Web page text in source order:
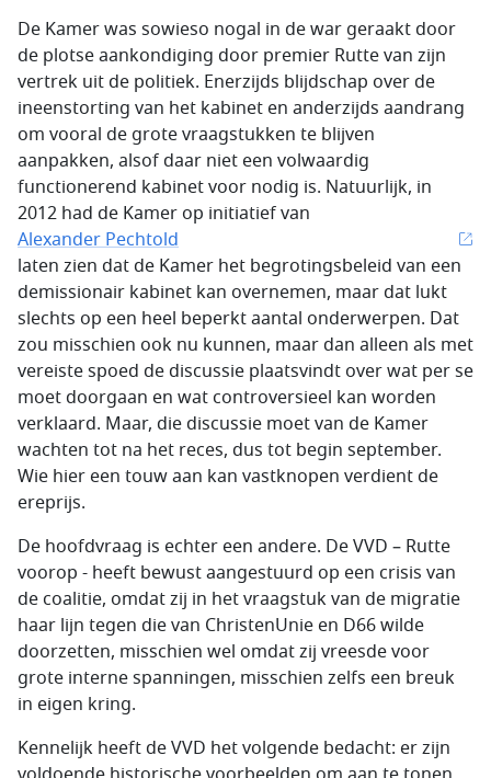
De Kamer was sowieso nogal in de war geraakt door
de plotse aankondiging door premier Rutte van zijn
vertrek uit de politiek. Enerzijds blijdschap over de
ineenstorting van het kabinet en anderzijds aandrang
om vooral de grote vraagstukken te blijven
aanpakken, alsof daar niet een volwaardig
functionerend kabinet voor nodig is. Natuurlijk, in
2012 had de Kamer op initiatief van
Alexander Pechtold
laten zien dat de Kamer het begrotingsbeleid van een
demissionair kabinet kan overnemen, maar dat lukt
slechts op een heel beperkt aantal onderwerpen. Dat
zou misschien ook nu kunnen, maar dan alleen als met
vereiste spoed de discussie plaatsvindt over wat per se
moet doorgaan en wat controversieel kan worden
verklaard. Maar, die discussie moet van de Kamer
wachten tot na het reces, dus tot begin september.
Wie hier een touw aan kan vastknopen verdient de
ereprijs.
De hoofdvraag is echter een andere. De VVD – Rutte
voorop - heeft bewust aangestuurd op een crisis van
de coalitie, omdat zij in het vraagstuk van de migratie
haar lijn tegen die van ChristenUnie en D66 wilde
doorzetten, misschien wel omdat zij vreesde voor
grote interne spanningen, misschien zelfs een breuk
in eigen kring.
Kennelijk heeft de VVD het volgende bedacht: er zijn